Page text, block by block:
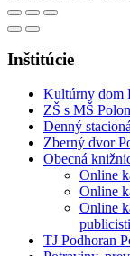
Inštitúcie
Kultúrny dom
ZŠ s MŠ
Denný
Zberný dvor
Obecná
Online
Online
Online
TJ Podhoran